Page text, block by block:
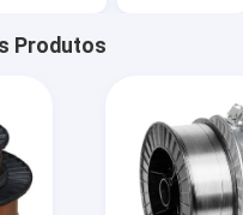
Produtos